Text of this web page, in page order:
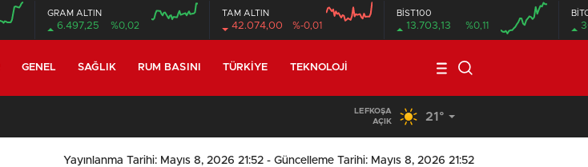
GRAM ALTIN
6.497,25 %0,02
TAM ALTIN
42.074,00 %-0,01
BİST100
13.703,13 %0,11
GENEL SAĞLIK RUM BASINI TÜRKIYE TEKNOLOJI
Seyir Halindeki Araç Alev Aldı, Korku Dolu Anlar
LEFKOŞA
AÇIK
21°
Yayınlanma Tarihi: Mayıs 8, 2026 21:52 - Güncelleme Tarihi: Mayıs 8, 2026 21:52